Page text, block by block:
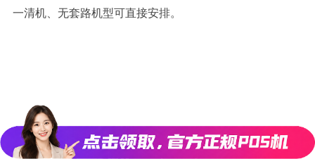
一清机、无套路机型可直接安排。